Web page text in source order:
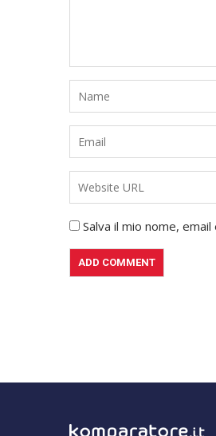
Salva il mio nome,